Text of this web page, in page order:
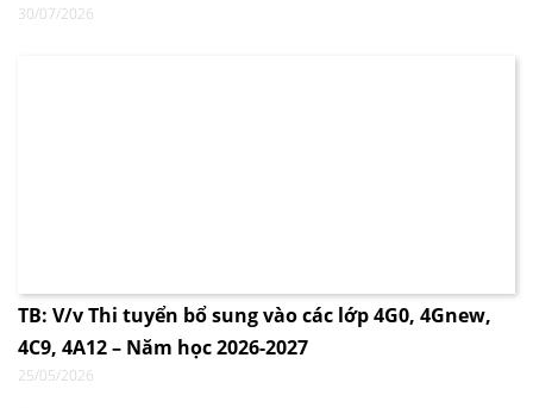
30/07/2026
TB: V/v Thi tuyển bổ sung vào các lớp 4G0, 4Gnew,
4C9, 4A12 – Năm học 2026-2027
25/05/2026